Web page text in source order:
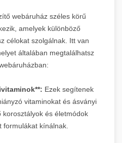
webáruház széles körű
amelyek különböző
célokat szolgálnak. Itt van
általában megtalálhatsz
Ezek segítenek
vitaminokat és ásványi
és életmódok
formulákat kínálnak.